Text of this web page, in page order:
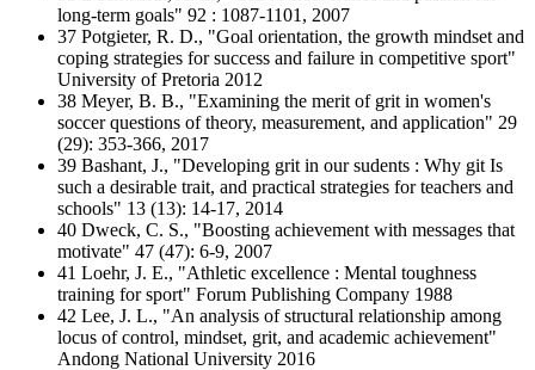
long-term goals" 92 : 1087-1101, 2007
37 Potgieter, R. D., "Goal orientation, the growth mindset and
coping strategies for success and failure in competitive sport"
University of Pretoria 2012
38 Meyer, B. B., "Examining the merit of grit in women's
soccer questions of theory, measurement, and application" 29
(29): 353-366, 2017
39 Bashant, J., "Developing grit in our sudents : Why git Is
such a desirable trait, and practical strategies for teachers and
schools" 13 (13): 14-17, 2014
40 Dweck, C. S., "Boosting achievement with messages that
motivate" 47 (47): 6-9, 2007
41 Loehr, J. E., "Athletic excellence : Mental toughness
training for sport" Forum Publishing Company 1988
42 Lee, J. L., "An analysis of structural relationship among
locus of control, mindset, grit, and academic achievement"
Andong National University 2016